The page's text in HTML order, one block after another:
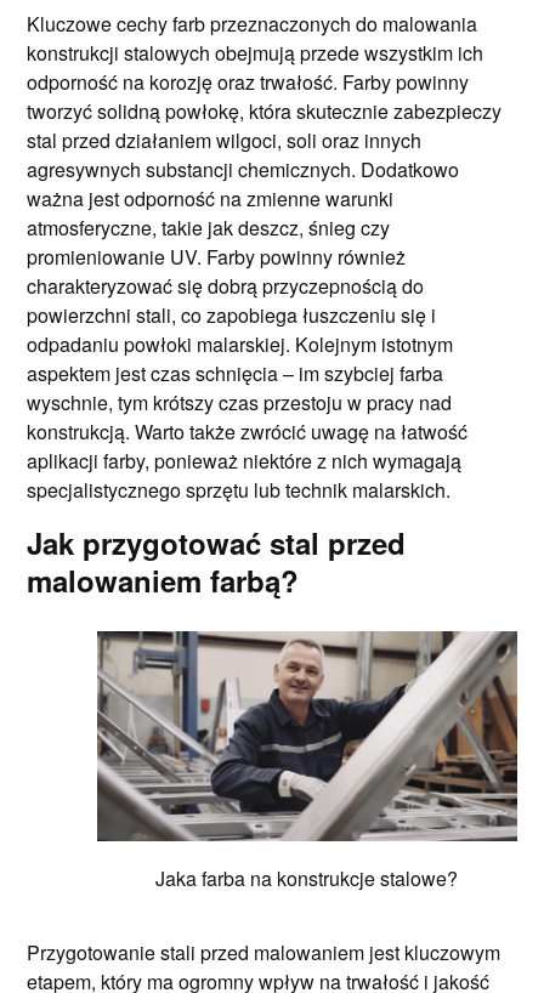
Kluczowe cechy farb przeznaczonych do malowania
konstrukcji stalowych obejmują przede wszystkim ich
odporność na korozję oraz trwałość. Farby powinny
tworzyć solidną powłokę, która skutecznie zabezpieczy
stal przed działaniem wilgoci, soli oraz innych
agresywnych substancji chemicznych. Dodatkowo
ważna jest odporność na zmienne warunki
atmosferyczne, takie jak deszcz, śnieg czy
promieniowanie UV. Farby powinny również
charakteryzować się dobrą przyczepnością do
powierzchni stali, co zapobiega łuszczeniu się i
odpadaniu powłoki malarskiej. Kolejnym istotnym
aspektem jest czas schnięcia – im szybciej farba
wyschnie, tym krótszy czas przestoju w pracy nad
konstrukcją. Warto także zwrócić uwagę na łatwość
aplikacji farby, ponieważ niektóre z nich wymagają
specjalistycznego sprzętu lub technik malarskich.
Jak przygotować stal przed
malowaniem farbą?
Jaka farba na konstrukcje stalowe?
Przygotowanie stali przed malowaniem jest kluczowym
etapem, który ma ogromny wpływ na trwałość i jakość